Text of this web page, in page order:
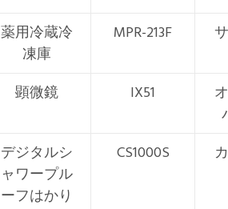
薬用冷蔵冷
凍庫
MPR-213F
顕微鏡 IX51
デジタルシ
ャワープル
ーフはかり
CS1000S